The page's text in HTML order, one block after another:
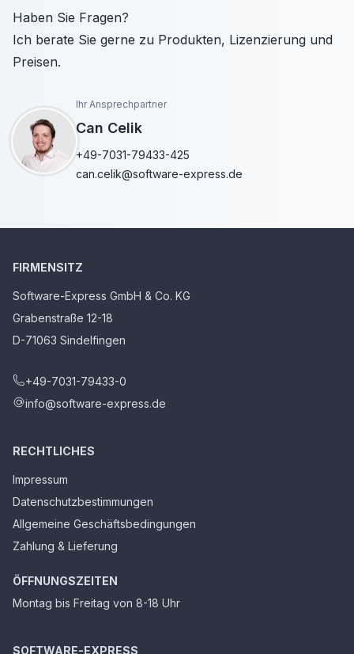
Haben Sie Fragen?
Ich berate Sie gerne zu Produkten, Lizenzierung und
Preisen.
Ihr Ansprechpartner
Can Celik
+49-7031-79433-425
can.celik@software-express.de
FIRMENSITZ
Software-Express GmbH & Co. KG
Grabenstraße 12-18
D-71063 Sindelfingen
+49-7031-79433-0
info@software-express.de
RECHTLICHES
Impressum
Datenschutzbestimmungen
Allgemeine Geschäftsbedingungen
Zahlung & Lieferung
ÖFFNUNGSZEITEN
Montag bis Freitag von 8-18 Uhr
SOFTWARE-EXPRESS